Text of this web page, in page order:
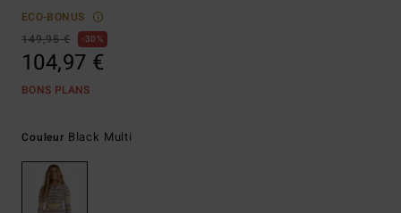
ECO-BONUS
149,95 €
30%
104,97 €
BONS PLANS
Couleur Black Multi